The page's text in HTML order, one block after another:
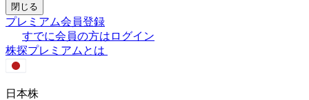
閉じる
プレミアム会員登録
すでに会員の方はログイン
株探プレミアムとは
日本株